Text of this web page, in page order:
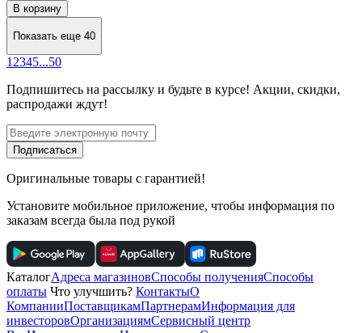
В корзину
Показать еще 40
1 2345...50
Подпишитесь на рассылку и будьте в курсе! Акции, скидки,
распродажи ждут!
Подписаться
Оригинальные товары с гарантией!
Установите мобильное приложение, чтобы информация по
заказам всегда была под рукой
КаталогАдреса магазиновСпособы полученияСпособы
оплаты Что улучшить? КонтактыО
КомпанииПоставщикамПартнерамИнформация для
инвесторовОрганизациямСервисный центр